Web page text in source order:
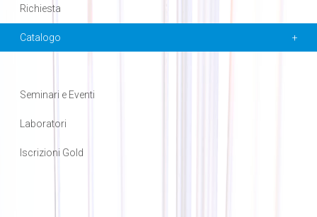
Richiesta
Catalogo
Seminari e Eventi
Laboratori
Iscrizioni Gold